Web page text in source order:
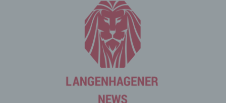
Angriffen auf unsere informationstechnologischen
Bei der Nutzung dieser allgemeinen Daten und
Informationen ziehen wird keine Rückschlüsse auf die
betroffene Person. Diese Informationen werden vielmehr
benötigt, um (1) die Inhalte unserer Internetseite korrekt
auszuliefern, (2) die Inhalte unserer Internetseite sowie
die Werbung für diese zu optimieren, (3) die dauerhafte
Funktionsfähigkeit unserer informationstechnologischen